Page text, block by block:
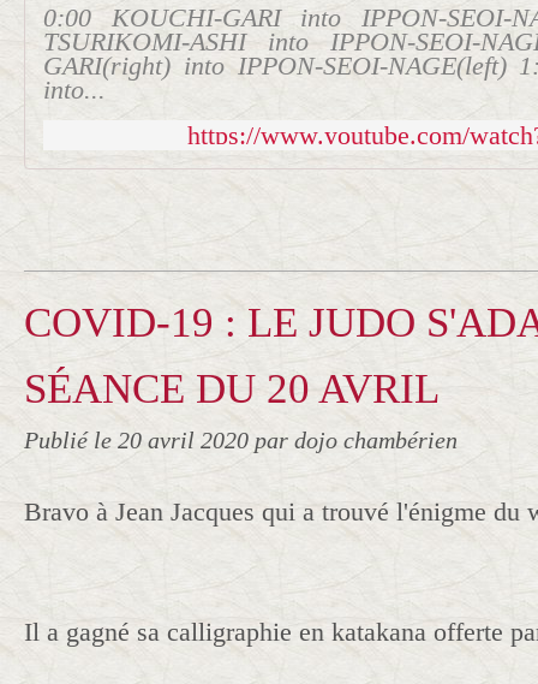
0:00 KOUCHI-GARI into IPPON-SEOI-
TSURIKOMI-ASHI into IPPON-SEOI-
GARI(right) into IPPON-SEOI-NAGE(left)
into...
https://www.youtube.com/
COVID-19 : LE JUDO
SÉANCE DU 20 AVRIL
Publié le 20 avril 2020 par dojo chambérien
Bravo à Jean Jacques qui a trouvé l'énigme du
Il a gagné sa calligraphie en katakana offerte